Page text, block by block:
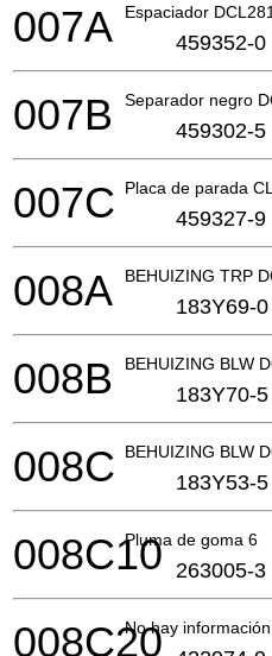
Espaciador
007A 459352-0
Separador negro
007B 459302-5
Placa de parada
007C 459327-9
BEHUIZING TRP
008A 183Y69-0
BEHUIZING BLW
008B 183Y70-5
BEHUIZING BLW
008C 183Y53-5
Pluma de goma 6
008C10 263005-3
No hay
008C20